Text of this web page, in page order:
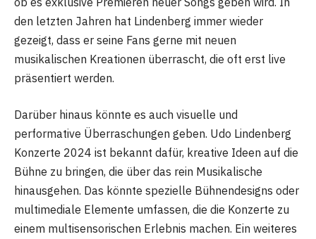
den letzten Jahren hat Lindenberg immer wieder
gezeigt, dass er seine Fans gerne mit neuen
musikalischen Kreationen überrascht, die oft erst live
präsentiert werden.
Darüber hinaus könnte es auch visuelle und
performative Überraschungen geben. Udo Lindenberg
Konzerte 2024 ist bekannt dafür, kreative Ideen auf die
Bühne zu bringen, die über das rein Musikalische
hinausgehen. Das könnte spezielle Bühnendesigns oder
multimediale Elemente umfassen, die die Konzerte zu
einem multisensorischen Erlebnis machen. Ein weiteres